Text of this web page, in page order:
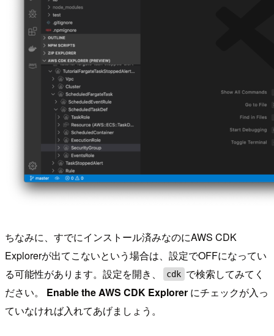
ちなみに、すでにインストール済みなのにAWS CDK
Explorerが出てこないという場合は、設定でOFFになってい
る可能性があります。設定を開き、
cdk で検索してみてく
ださい。 Enable the AWS CDK Explorer にチェックが入っ
ていなければ入れてあげましょう。